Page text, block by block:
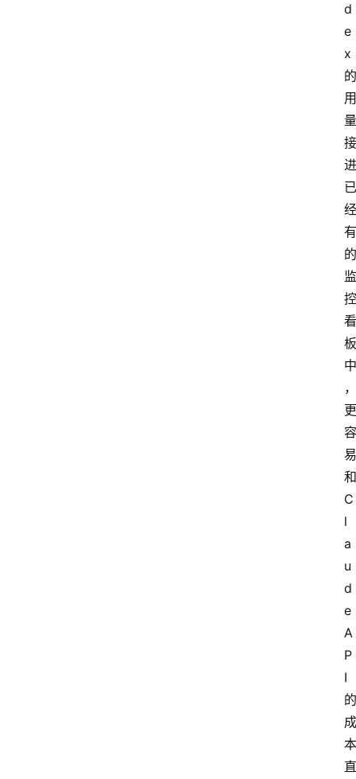
d
e
x
的
用
量
接
进
已
经
有
的
监
控
看
板
中
，
更
容
易
和
C
l
a
u
d
e
A
P
I
的
成
本
直